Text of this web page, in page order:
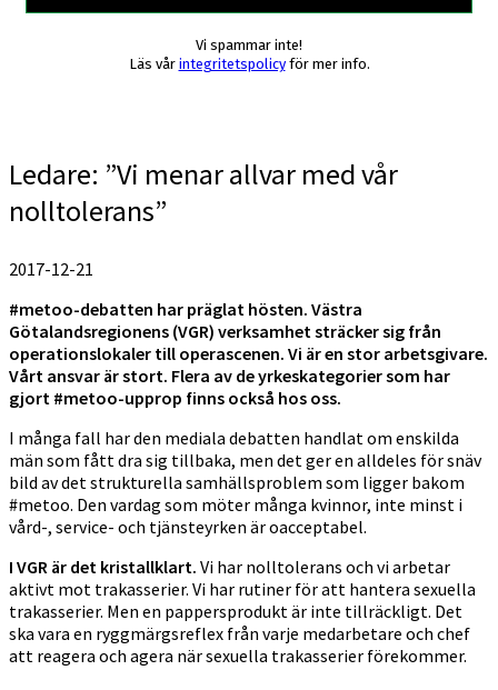
Vi spammar inte!
Läs vår integritetspolicyför mer info.
Ledare: ”Vi menar allvar med vår
nolltolerans”
2017-12-21
#metoo-debatten har präglat hösten. Västra
Götalandsregionens (VGR) verksamhet sträcker sig från
operationslokaler till operascenen. Vi är en stor arbetsgivare.
Vårt ansvar är stort. Flera av de yrkeskategorier som har
gjort #metoo-upprop finns också hos oss.
I många fall har den mediala debatten handlat om enskilda
män som fått dra sig tillbaka, men det ger en alldeles för snäv
bild av det strukturella samhällsproblem som ligger bakom
#metoo. Den vardag som möter många kvinnor, inte minst i
vård-, service- och tjänsteyrken är oacceptabel.
I VGR är det kristallklart. Vi har nolltolerans och vi arbetar
aktivt mot trakasserier. Vi har rutiner för att hantera sexuella
trakasserier. Men en pappersprodukt är inte tillräckligt. Det
ska vara en ryggmärgsreflex från varje medarbetare och chef
att reagera och agera när sexuella trakasserier förekommer.